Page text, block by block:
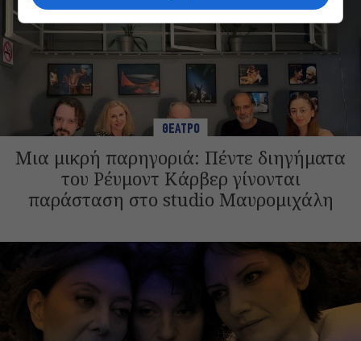
ΘΕΑΤΡΟ
Μια μικρή παρηγοριά: Πέντε διηγήματα
του Ρέυμοντ Κάρβερ γίνονται
παράσταση στο studio Μαυρομιχάλη